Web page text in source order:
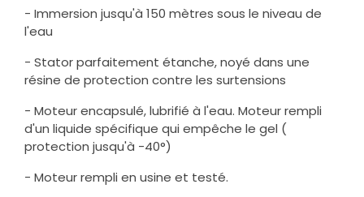
- Immersion jusqu'à 150 mètres sous le niveau de
l'eau
- Stator parfaitement étanche, noyé dans une
résine de protection contre les surtensions
- Moteur encapsulé, lubrifié à l'eau. Moteur rempli
d'un liquide spécifique qui empêche le gel (
protection jusqu'à -40°)
- Moteur rempli en usine et testé.